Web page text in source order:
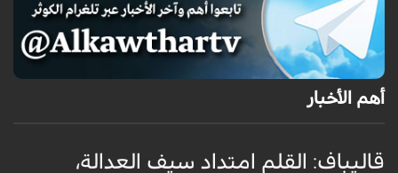
أهم الأخبار
قاليباف: القلم امتداد سيف العدالة،